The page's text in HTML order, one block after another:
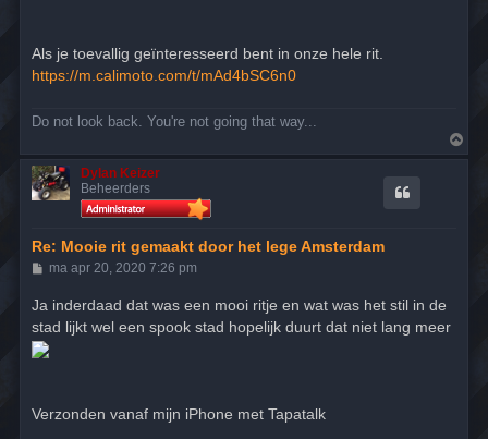
Als je toevallig geïnteresseerd bent in onze hele rit.
https://m.calimoto.com/t/mAd4bSC6n0
Do not look back. You're not going that way...
m
Dylan Keizer
Beheerders
Re: Mooie rit gemaakt door het lege Amsterdam
B
i
c
h
t
ma apr 20, 2020 7:26 pm
Ja inderdaad dat was een mooi ritje en wat was het stil in de
stad lijkt wel een spook stad hopelijk duurt dat niet lang meer
Verzonden vanaf mijn iPhone met Tapatalk